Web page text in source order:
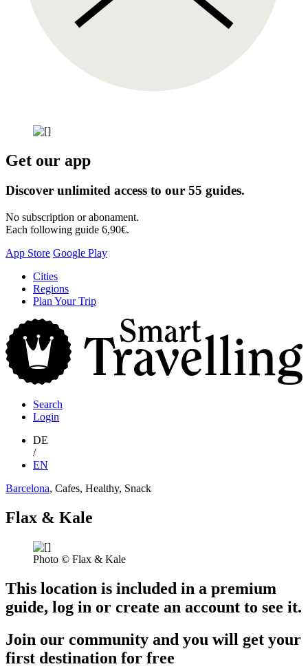
Get our app
Discover unlimited access to our 55 guides.
No subscription or abonament.
Each following guide 6,90€.
App Store Google Play
Skip
content
Cities
Regions
Plan Your Trip
Search
Login
DE
/
EN
Barcelona, Cafes, Healthy, Snack
Flax & Kale
Photo © Flax & Kale
This location is included in a premium
guide, log in or create an account to see it.
Join our community and you will get your
first destination for free